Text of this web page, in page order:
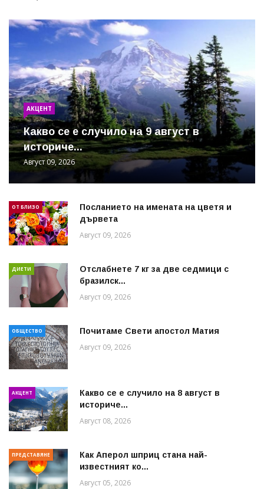
АКЦЕНТ
Какво се е случило на 9 август в
историче...
Август 09, 2026
ОТ БЛИЗО
Посланието на имената на цветя и
дървета
Август 09, 2026
ДИЕТИ
Отслабнете 7 кг за две седмици с
бразилск...
Август 09, 2026
ОБЩЕСТВО Почитаме Свети апостол Матия
Август 09, 2026
АКЦЕНТ
Какво се е случило на 8 август в
историче...
Август 08, 2026
ПРЕДСТАВЯНЕ
Как Аперол шприц стана най-
известният ко...
Август 05, 2026